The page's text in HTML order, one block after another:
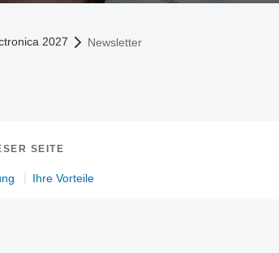
2027 Newsletter
SEITE
Ihre Vorteile